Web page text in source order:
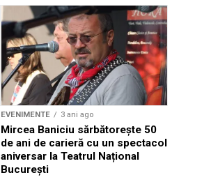
EVENIMENTE 3 ani ago
Mircea Baniciu sărbătorește 50
de ani de carieră cu un spectacol
aniversar la Teatrul Național
București